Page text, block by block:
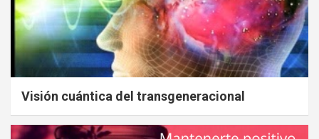
Visión cuántica del transgeneracional